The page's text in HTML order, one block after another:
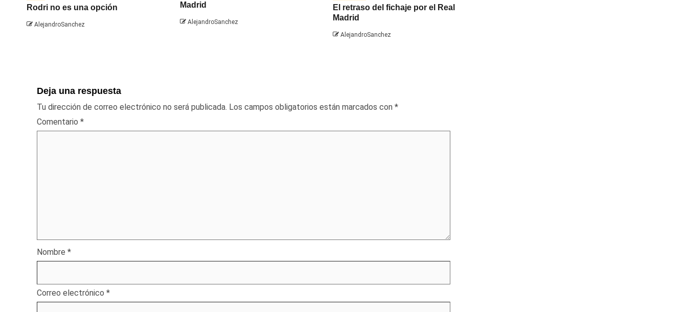
Rodri no es una opción
AlejandroSanchez
Madrid
AlejandroSanchez
El retraso del fichaje por el Real
Madrid
AlejandroSanchez
Deja una respuesta
Tu dirección de correo electrónico no será publicada. Los campos obligatorios están marcados con *
Comentario *
Nombre *
Correo electrónico *